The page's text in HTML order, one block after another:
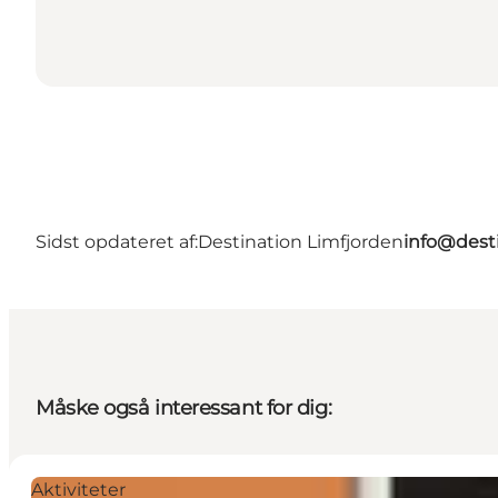
Sidst opdateret af:Destination Limfjorden
Måske også interessant for dig:
Aktiviteter